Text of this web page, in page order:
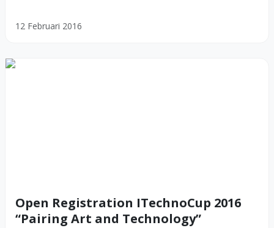
12 Februari 2016
Open Registration ITechnoCup 2016
“Pairing Art and Technology”